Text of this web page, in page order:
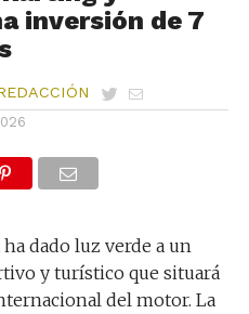
inversión de 7
dado luz verde a un
y turístico que situará
del motor. La